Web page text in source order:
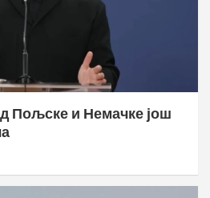
Пољске и Немачке још